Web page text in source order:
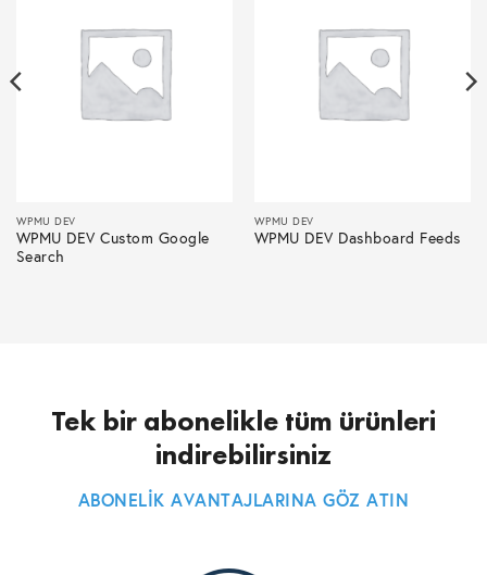
WPMU DEV
WPMU DEV Custom Google
Search
WPMU DEV
WPMU DEV Dashboard Feeds
Tek bir abonelikle tüm ürünleri
indirebilirsiniz
ABONELİK AVANTAJLARINA GÖZ ATIN